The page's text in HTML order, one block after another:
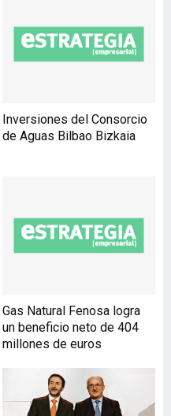
restaurantes con estrellas
Michelin y en países como
Japón, China, Rusia o
ser de Bodegas Emotion.
Para ello cuenta con
Sonsierra (Rioja), cuyas
uvas son tratadas de
proporcionado un éxito
inesperado en solo un año,
llegando a estar sus vinos
en las cartas del 80% de
restaurantes con es
Inversiones del Consorcio
de Aguas Bilbao Bizkaia
Gas Natural Fenosa logra
un beneficio neto de 404
millones de euros